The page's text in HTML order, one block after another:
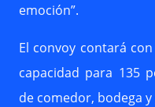
emoción”.
El convoy contará
capacidad para 135
de comedor, bodega